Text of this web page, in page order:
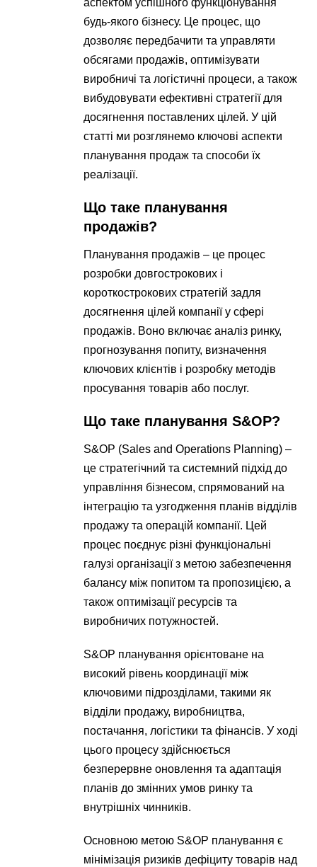
аспектом успішного функціонування
будь-якого бізнесу. Це процес, що
дозволяє передбачити та управляти
обсягами продажів, оптимізувати
виробничі та логістичні процеси, а також
вибудовувати ефективні стратегії для
досягнення поставлених цілей. У цій
статті ми розглянемо ключові аспекти
планування продаж та способи їх
реалізації.
Що таке планування
продажів?
Планування продажів – це процес
розробки довгострокових і
короткострокових стратегій задля
досягнення цілей компанії у сфері
продажів. Воно включає аналіз ринку,
прогнозування попиту, визначення
ключових клієнтів і розробку методів
просування товарів або послуг.
Що таке планування S&OP?
S&OP (Sales and Operations Planning) –
це стратегічний та системний підхід до
управління бізнесом, спрямований на
інтеграцію та узгодження планів відділів
продажу та операцій компанії. Цей
процес поєднує різні функціональні
галузі організації з метою забезпечення
балансу між попитом та пропозицією, а
також оптимізації ресурсів та
виробничих потужностей.
S&OP планування орієнтоване на
високий рівень координації між
ключовими підрозділами, такими як
відділи продажу, виробництва,
постачання, логістики та фінансів. У ході
цього процесу здійснюється
безперервне оновлення та адаптація
планів до змінних умов ринку та
внутрішніх чинників.
Основною метою S&OP планування є
мінімізація ризиків дефіциту товарів над